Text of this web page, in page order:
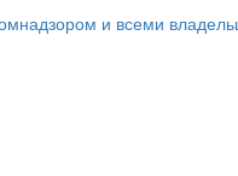
и всеми